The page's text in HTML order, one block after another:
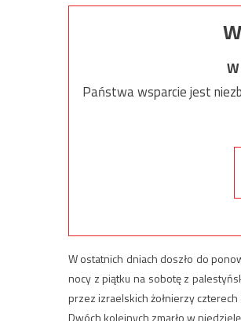
Państwa wsparcie jest
W ostatnich dniach doszło do
nocy z piątku na sobotę z
przez izraelskich żołnierzy